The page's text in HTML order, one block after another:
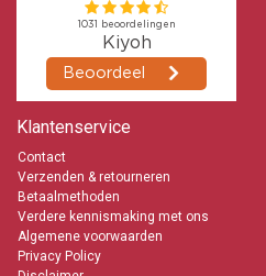
Klantenservice
Contact
Verzenden & retourneren
Betaalmethoden
Verdere kennismaking met ons
Algemene voorwaarden
Privacy Policy